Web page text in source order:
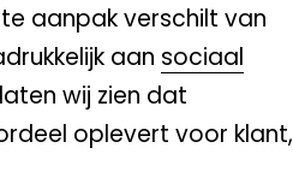
aanpak verschilt van
aan sociaal
wij zien dat
oplevert voor klant,